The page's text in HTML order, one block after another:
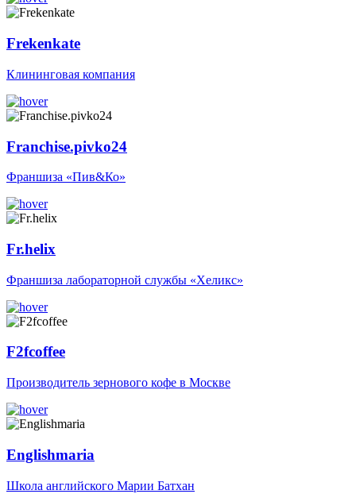
Frekenkate
Клининговая компания
Franchise.pivko24
Франшиза «Пив&Ко»
Fr.helix
Франшиза лабораторной службы «Хеликс»
F2fcoffee
Производитель зернового кофе в Москве
Englishmaria
Школа английского Марии Батхан